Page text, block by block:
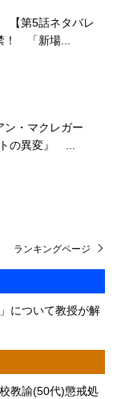
【第5話ネタバレ
！ 「新場...
ン・マクレガー
の異変』 ...
について教授が解
教諭(50代)懲戒処
ランキングページ